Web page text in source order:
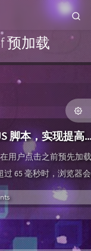
预加载
instant.page：一个网站预加载JS 脚本，实现提高网站页面加载速度
用户点击之前预先加载
65 毫秒时，浏览器会
，就从预加载的缓存中
时间的目的。
浏览器没有影响。官
是insta...